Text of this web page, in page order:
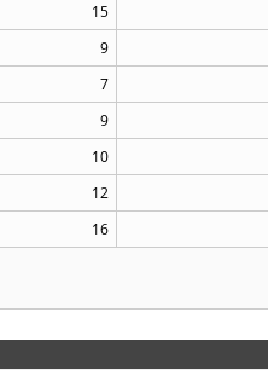
15
9
7
9
10
12
16